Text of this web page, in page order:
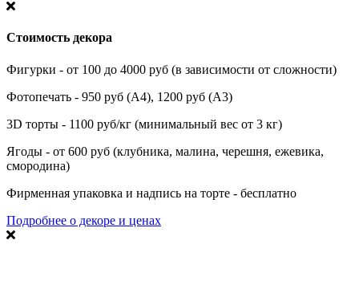
Стоимость декора
Фигурки - от 100 до 4000 руб (в зависимости от сложности)
Фотопечать - 950 руб (А4), 1200 руб (А3)
3D торты - 1100 руб/кг (минимальный вес от 3 кг)
Ягоды - от 600 руб (клубника, малина, черешня, ежевика,
смородина)
Фирменная упаковка и надпись на торте - бесплатно
Подробнее о декоре и ценах